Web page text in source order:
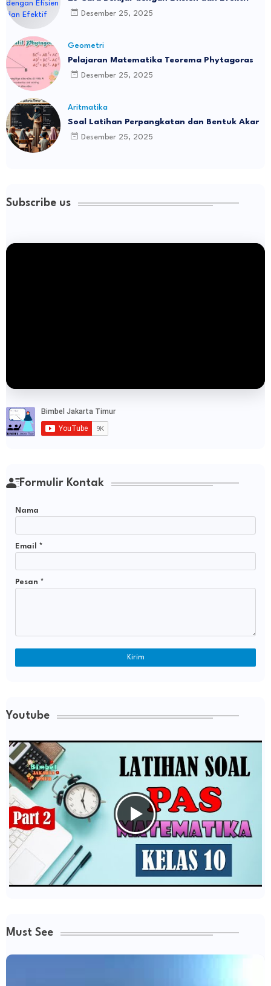
Desember 25, 2025
Geometri
Pelajaran Matematika Teorema Phytagoras
Desember 25, 2025
Aritmatika
Soal Latihan Perpangkatan dan Bentuk Akar
Desember 25, 2025
Subscribe us
Formulir Kontak
Nama
Email *
Pesan *
Youtube
Must See